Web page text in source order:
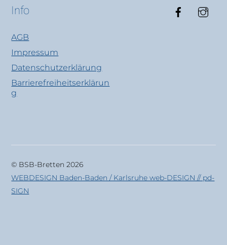
Info
AGB
Impressum
Datenschutzerklärung
Barrierefreiheitserklärun
g
Facebook
© BSB-Bretten 2026
WEBDESIGN Baden-Baden / Karlsruhe web-DESIGN // pd-
SIGN